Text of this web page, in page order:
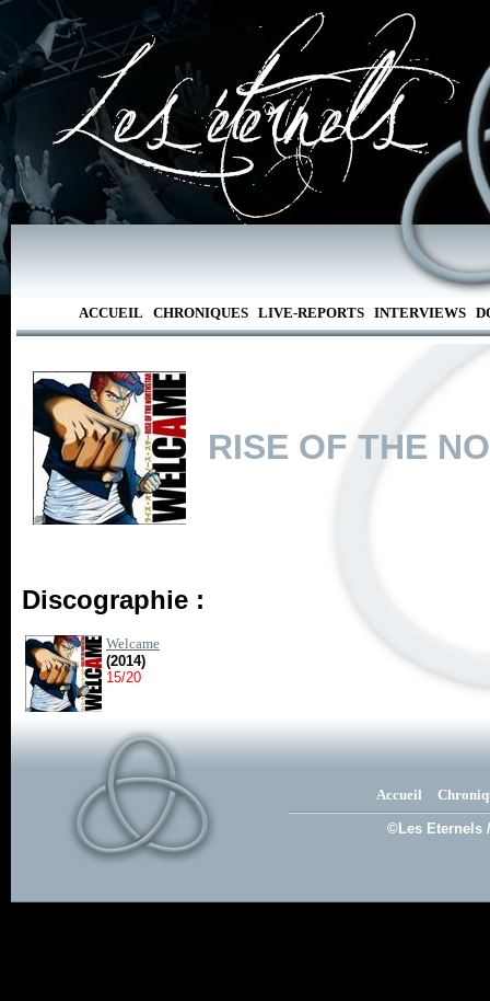
ACCUEIL CHRONIQUES LIVE-REPORTS INTERVIEWS
RISE OF THE
Discographie :
Welcame
(2014)
15/20
Accueil
©Les Eternels